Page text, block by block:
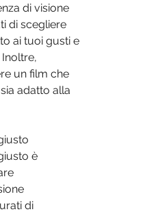
di visione
di scegliere
ai tuoi gusti e
un film che
adatto alla
di